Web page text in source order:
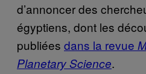
d’annoncer des
égyptiens, dont les
publiées dans la revue
Planetary Science.